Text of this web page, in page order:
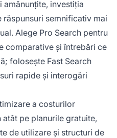
investiția
semnificativ mai
Alege Pro Search pentru
comparative și întrebări ce
folosește Fast Search
rapide și interogări
a costurilor
pe planurile gratuite,
de utilizare și structuri de